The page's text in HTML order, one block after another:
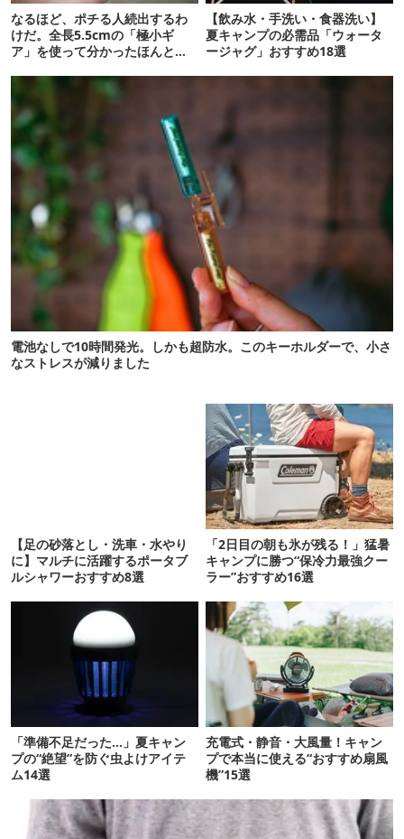
なるほど、ポチる人続出するわ
けだ。全長5.5cmの「極小ギ
ア」を使って分かったほんとの
【飲み水・手洗い・食器洗い】
夏キャンプの必需品「ウォータ
ージャグ」おすすめ18選
電池なしで10時間発光。しかも超防水。このキーホルダーで、小さ
なストレスが減りました
【足の砂落とし・洗車・水やり
に】マルチに活躍するポータブ
ルシャワーおすすめ8選
「2日目の朝も氷が残る！」猛暑
キャンプに勝つ“保冷力最強クー
ラー”おすすめ16選
「準備不足だった…」夏キャン
プの“絶望”を防ぐ虫よけアイテ
ム14選
充電式・静音・大風量！キャン
プで本当に使える“おすすめ扇風
機”15選